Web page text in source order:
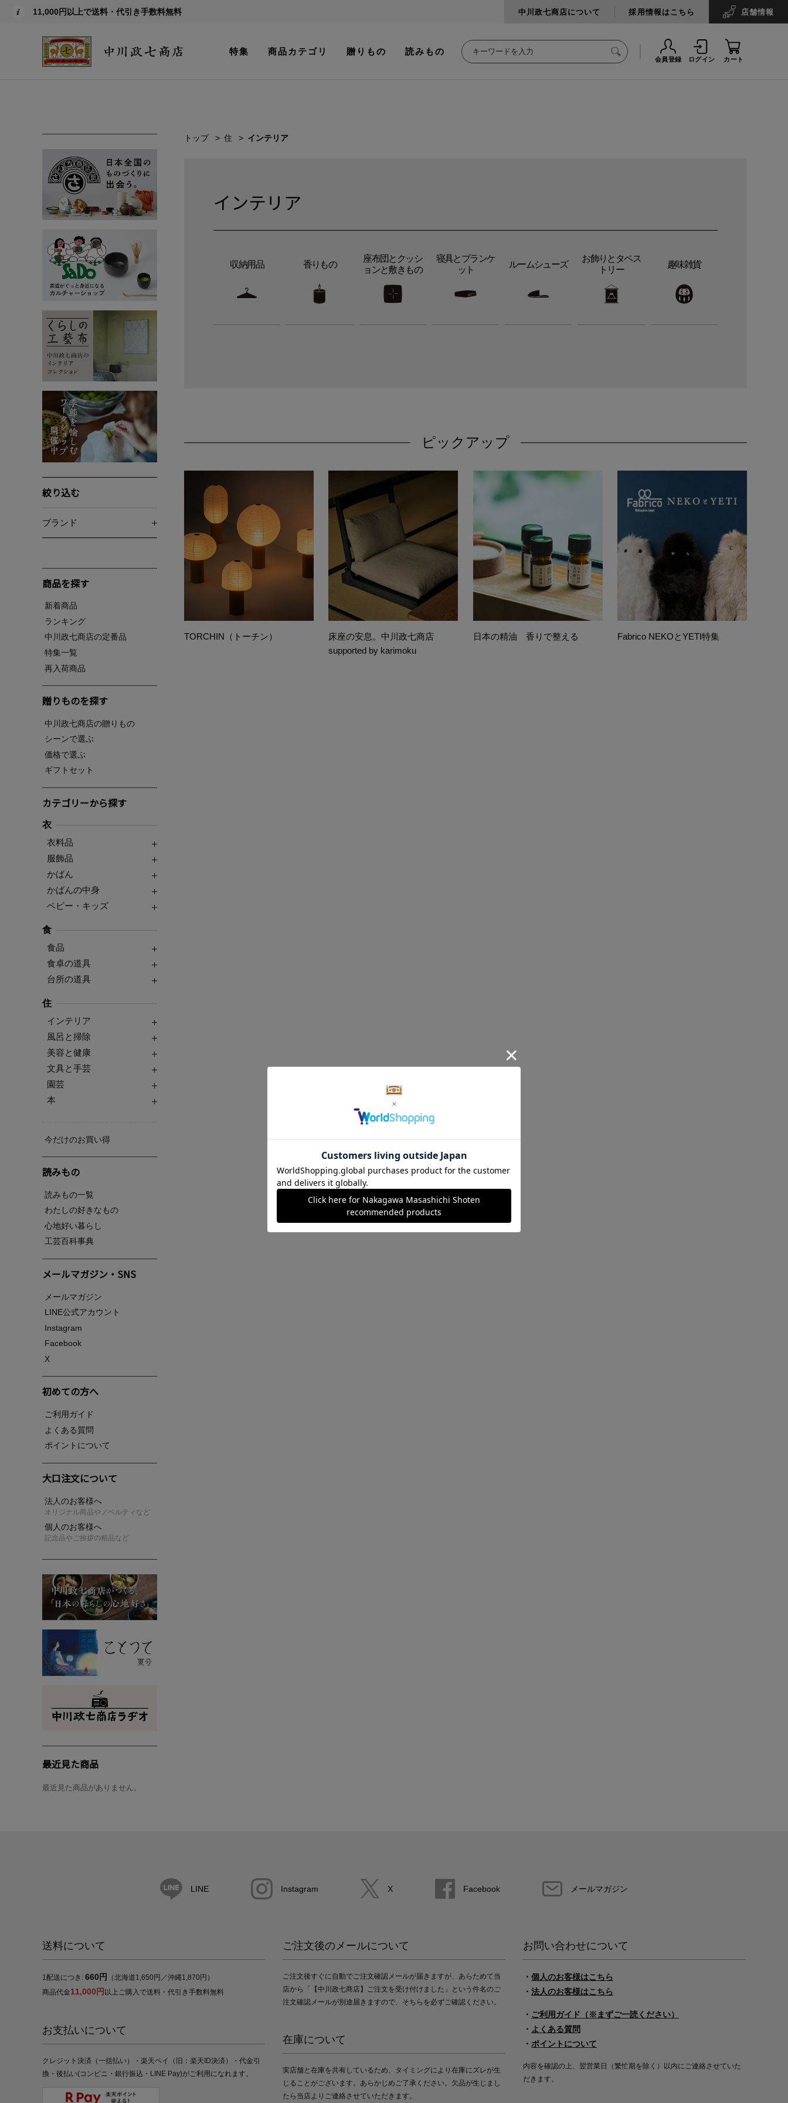
11,000円以上で送料・代引き手数料無料 中川政七商店について 採用情報はこちら 店舗情報
特集 商品カテゴリ 贈りもの 読みもの
会員登録 ログイン カート
絞り込む
ブランド
商品を探す
新着商品
ランキング
中川政七商店の定番品
特集一覧
再入荷商品
贈りものを探す
中川政七商店の贈りもの
シーンで選ぶ
価格で選ぶ
ギフトセット
カテゴリーから探す
衣
衣料品
服飾品
かばん
かばんの中身
ベビー・キッズ
食
食品
食卓の道具
台所の道具
住
インテリア
風呂と掃除
美容と健康
文具と手芸
園芸
本
今だけのお買い得
読みもの
読みもの一覧
わたしの好きなもの
心地好い暮らし
工芸百科事典
メールマガジン・SNS
メールマガジン
LINE公式アカウント
Instagram
Facebook
X
初めての方へ
ご利用ガイド
よくある質問
ポイントについて
大口注文について
法人のお客様へ
オリジナル商品やノベルティなど
個人のお客様へ
記念品やご挨拶の粗品など
最近見た商品
最近見た商品がありません。
トップ 住 インテリア
インテリア
収納用品 香りもの
座布団とクッシ
ョンと敷きもの
寝具とブランケ
ット
ルームシューズ
お飾りとタペス
トリー
趣味雑貨
ピックアップ
TORCHIN（トーチン）
床座の安息。中川政七商店
supported by karimoku
日本の精油 香りで整える Fabrico NEKOとYETI特集
LINE Instagram X Facebook メールマガジン
送料について
1配送につき: 660円
（北海道1,650円／沖縄1,870円）
商品代金11,000円 以上ご購入で送料・代引き手数料無料
お支払いについて
クレジット決済（一括払い）・楽天ペイ（旧：楽天ID決済）・代金引
換・後払い(コンビニ・銀行振込・LINE Pay)がご利用になれます。
ご注文後のメールについて
ご注文後すぐに自動でご注文確認メールが届きますが、あらためて当
店から「【中川政七商店】ご注文を受け付けました」という件名のご
注文確認メールが別途届きますので、そちらを必ずご確認ください。
在庫について
実店舗と在庫を共有しているため、タイミングにより在庫にズレが生
じることがございます。あらかじめご了承ください。欠品が生じまし
たら当店よりご連絡させていただきます。
お問い合わせについて
・ 個人のお客様はこちら
・ 法人のお客様はこちら
・ ご利用ガイド（※まずご一読ください）
・ よくある質問
・ ポイントについて
内容を確認の上、翌営業日（繁忙期を除く）以内にご連絡させていた
だきます。